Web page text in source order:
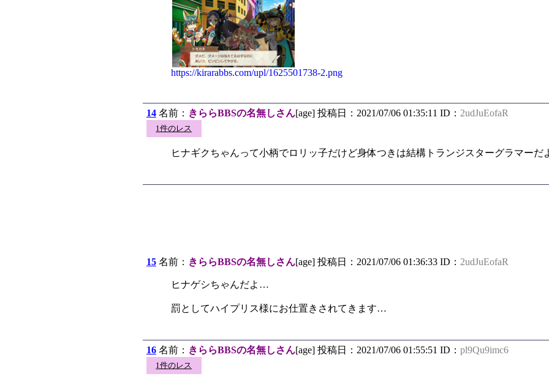
https://kirarabbs.com/upl/1625501738-2.png
14名前： きららBBSの名無しさん[age] 投稿日：2021/07/06 01:35:11 ID： 2udJuEofaR
1件のレス
ヒナギクちゃんって小柄でロリッ子だけど身体つきは結構トランジスターグラマーだ
15名前： きららBBSの名無しさん[age] 投稿日：2021/07/06 01:36:33 ID： 2udJuEofaR
ヒナゲシちゃんだよ…
罰としてハイプリス様にお仕置きされてきます…
16名前： きららBBSの名無しさん[age] 投稿日：2021/07/06 01:55:51 ID： pl9Qu9imc6
1件のレス